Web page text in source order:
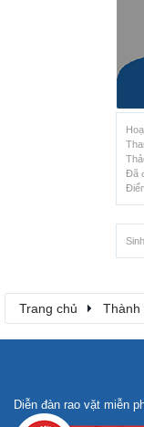
Đã
Trang chủ Thành
Diễn đàn rao vặt miễn